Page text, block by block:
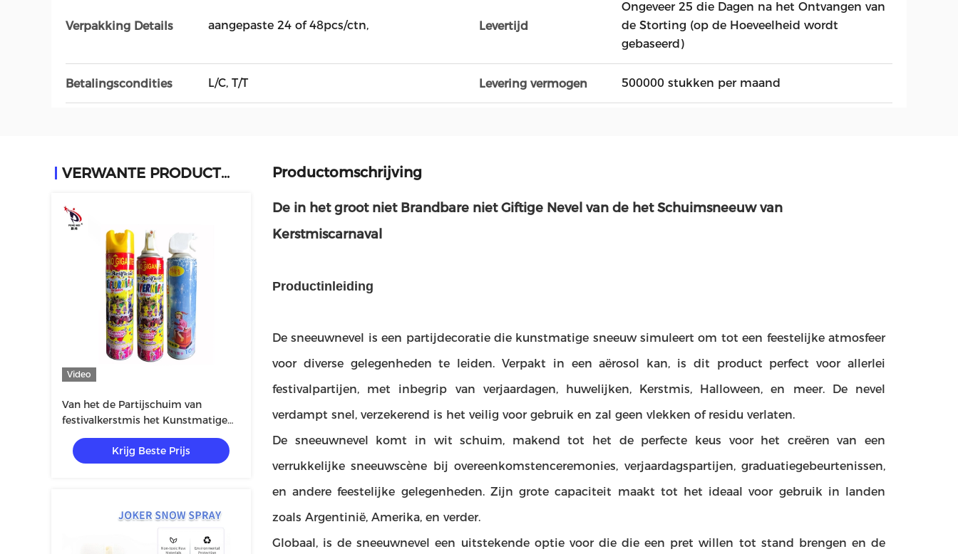
Verpakking Details aangepaste 24 of 48pcs/ctn, Levertijd
Ongeveer 25 die Dagen na het Ontvangen van
de Storting (op de Hoeveelheid wordt
gebaseerd)
Betalingscondities L/C, T/T Levering vermogen 500000 stukken per maand
VERWANTE PRODUCTEN
Video
Van het de Partijschuim van
festivalkerstmis het Kunstmatige
van de Nevelcarnaval Schuim
540ml 340gKrijg Beste Prijs
Productomschrijving
De in het groot niet Brandbare niet Giftige Nevel van de het Schuimsneeuw van
Kerstmiscarnaval
Productinleiding
De sneeuwnevel is een partijdecoratie die kunstmatige sneeuw simuleert om tot een feestelijke atmosfeer
voor diverse gelegenheden te leiden. Verpakt in een aërosol kan, is dit product perfect voor allerlei
festivalpartijen, met inbegrip van verjaardagen, huwelijken, Kerstmis, Halloween, en meer. De nevel
verdampt snel, verzekerend is het veilig voor gebruik en zal geen vlekken of residu verlaten.
De sneeuwnevel komt in wit schuim, makend tot het de perfecte keus voor het creëren van een
verrukkelijke sneeuwscène bij overeenkomstenceremonies, verjaardagspartijen, graduatiegebeurtenissen,
en andere feestelijke gelegenheden. Zijn grote capaciteit maakt tot het ideaal voor gebruik in landen
zoals Argentinië, Amerika, en verder.
Globaal, is de sneeuwnevel een uitstekende optie voor die die een pret willen tot stand brengen en de